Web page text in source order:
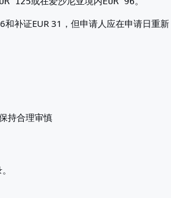
和补证EUR 31，但申请人应在申请日重新
持合理审慎